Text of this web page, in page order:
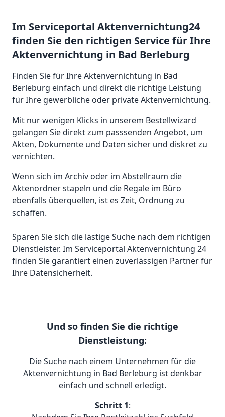
Im Serviceportal Aktenvernichtung24
finden Sie den richtigen Service für Ihre
Aktenvernichtung in Bad Berleburg
Finden Sie für Ihre Aktenvernichtung in Bad
Berleburg einfach und direkt die richtige Leistung
für Ihre gewerbliche oder private Aktenvernichtung.
Mit nur wenigen Klicks in unserem Bestellwizard
gelangen Sie direkt zum passsenden Angebot, um
Akten, Dokumente und Daten sicher und diskret zu
vernichten.
Wenn sich im Archiv oder im Abstellraum die
Aktenordner stapeln und die Regale im Büro
ebenfalls überquellen, ist es Zeit, Ordnung zu
schaffen.
Sparen Sie sich die lästige Suche nach dem richtigen
Dienstleister. Im Serviceportal Aktenvernichtung 24
finden Sie garantiert einen zuverlässigen Partner für
Ihre Datensicherheit.
Und so finden Sie die richtige
Dienstleistung:
Die Suche nach einem Unternehmen für die
Aktenvernichtung in Bad Berleburg ist denkbar
einfach und schnell erledigt.
Schritt 1: